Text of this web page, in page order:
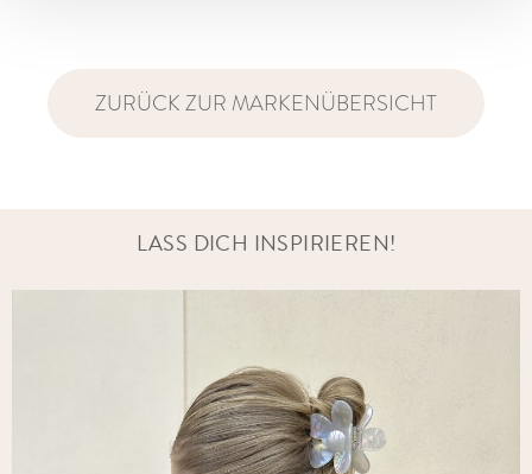
ZURÜCK ZUR MARKENÜBERSICHT
LASS DICH INSPIRIEREN!